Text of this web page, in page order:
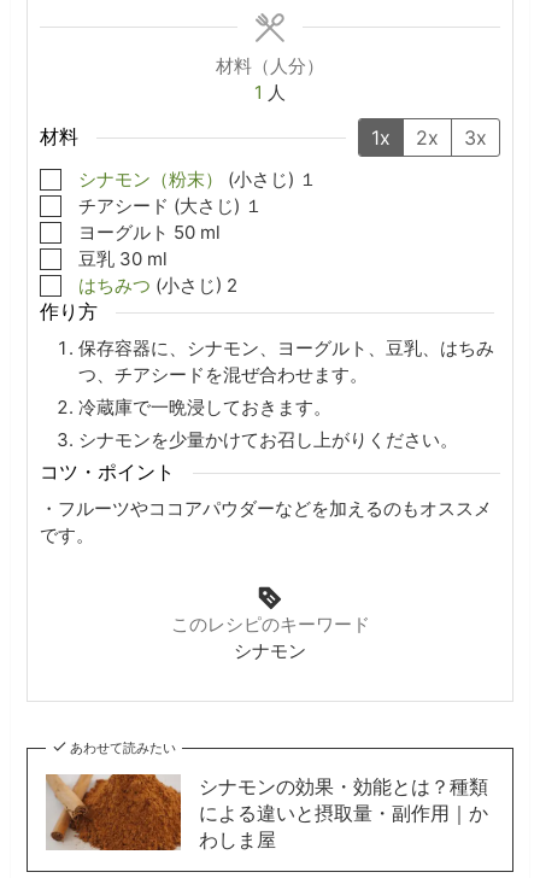
材料（人分）
1 人
材料 1x 2x 3x
▢
シナモン（粉末） (小さじ) １
▢
チアシード (大さじ) １
▢
ヨーグルト 50 ml
▢
豆乳 30 ml
▢
はちみつ (小さじ) 2
作り方
保存容器に、シナモン、ヨーグルト、豆乳、はちみ
つ、チアシードを混ぜ合わせます。
冷蔵庫で一晩浸しておきます。
シナモンを少量かけてお召し上がりください。
コツ・ポイント
・フルーツやココアパウダーなどを加えるのもオススメ
です。
このレシピのキーワード
シナモン
あわせて読みたい
シナモンの効果・効能とは？種類
による違いと摂取量・副作用｜か
わしま屋